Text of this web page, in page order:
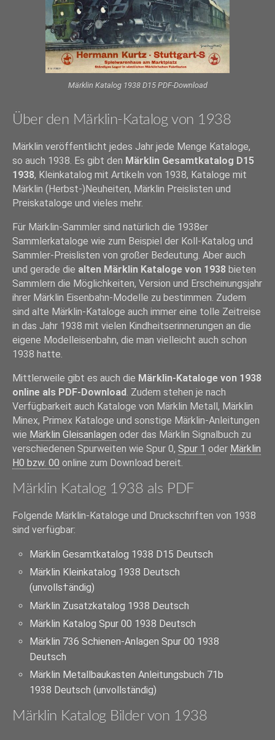
Märklin Katalog 1938 D15 PDF-Download
Über den Märklin-Katalog von 1938
Märklin veröffentlicht jedes Jahr jede Menge Kataloge,
so auch 1938. Es gibt den Märklin Gesamtkatalog D15
1938, Kleinkatalog mit Artikeln von 1938, Kataloge mit
Märklin (Herbst-)Neuheiten, Märklin Preislisten und
Preiskataloge und vieles mehr.
Für Märklin-Sammler sind natürlich die 1938er
Sammlerkataloge wie zum Beispiel der Koll-Katalog und
Sammler-Preislisten von großer Bedeutung. Aber auch
und gerade die alten Märklin Kataloge von 1938 bieten
Sammlern die Möglichkeiten, Version und Erscheinungsjahr
ihrer Märklin Eisenbahn-Modelle zu bestimmen. Zudem
sind alte Märklin-Kataloge auch immer eine tolle Zeitreise
in das Jahr 1938 mit vielen Kindheitserinnerungen an die
eigene Modelleisenbahn, die man vielleicht auch schon
1938 hatte.
Mittlerweile gibt es auch die Märklin-Kataloge von 1938
online als PDF-Download. Zudem stehen je nach
Verfügbarkeit auch Kataloge von Märklin Metall, Märklin
Minex, Primex Kataloge und sonstige Märklin-Anleitungen
wie Märklin Gleisanlagen oder das Märklin Signalbuch zu
verschiedenen Spurweiten wie Spur 0, Spur 1 oder Märklin
H0 bzw. 00 online zum Download bereit.
Märklin Katalog 1938 als PDF
Folgende Märklin-Kataloge und Druckschriften von 1938
sind verfügbar:
Märklin Gesamtkatalog 1938 D15 Deutsch
Märklin Kleinkatalog 1938 Deutsch
(unvolls†ändig)
Märklin Zusatzkatalog 1938 Deutsch
Märklin Katalog Spur 00 1938 Deutsch
Märklin 736 Schienen-Anlagen Spur 00 1938
Deutsch
Märklin Metallbaukasten Anleitungsbuch 71b
1938 Deutsch (unvollständig)
Märklin Katalog Bilder von 1938